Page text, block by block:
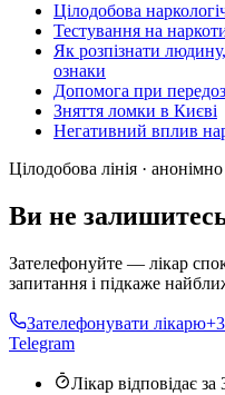
Цілодобова
Тестування на
Як розпізнати
ознаки
Допомога при
Зняття ломки в Києві
Негативний вплив
Цілодобова лінія · анонімно
Ви не
Зателефонуйте — лікар
запитання і підкаже
Зателефонувати лікарю
Telegram
Лікар відповідає